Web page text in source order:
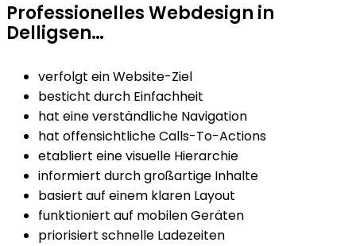
Professionelles Webdesign in
Delligsen…
verfolgt ein Website-Ziel
besticht durch Einfachheit
hat eine verständliche Navigation
hat offensichtliche Calls-To-Actions
etabliert eine visuelle Hierarchie
informiert durch großartige Inhalte
basiert auf einem klaren Layout
funktioniert auf mobilen Geräten
priorisiert schnelle Ladezeiten